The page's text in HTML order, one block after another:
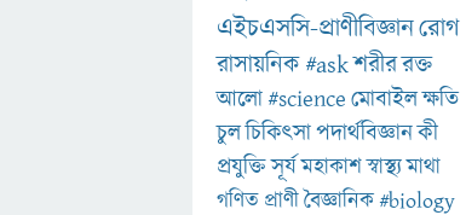
এইচএসসি-প্রাণীবিজ্ঞানরোগ
রাসায়নিক#askশরীররক্ত
আলো#scienceমোবাইলক্ষতি
চুলচিকিৎসাপদার্থবিজ্ঞানকী
প্রযুক্তিসূর্যমহাকাশস্বাস্থ্যমাথা
গণিত প্রাণীবৈজ্ঞানিক#biology